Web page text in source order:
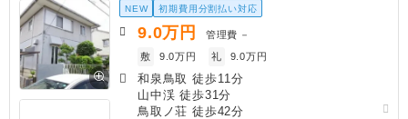
NEW 初期費用分割払い対応
9.0万円 管理費 －
敷
9.0万円 礼 9.0万円
和泉鳥取 徒歩11分
山中渓 徒歩31分
鳥取ノ荘 徒歩42分